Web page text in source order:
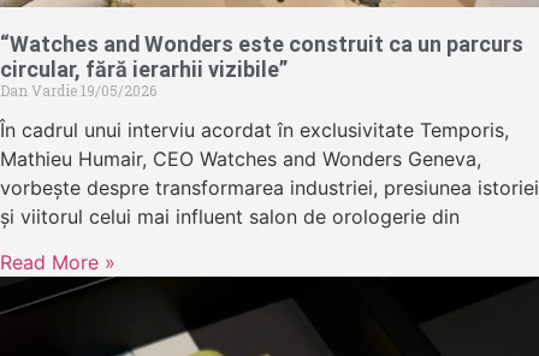
“Watches and Wonders este construit ca un parcurs
circular, fără ierarhii vizibile”
Dan Vardie19/05/2026
În cadrul unui interviu acordat în exclusivitate Temporis,
Mathieu Humair, CEO Watches and Wonders Geneva,
vorbește despre transformarea industriei, presiunea istoriei
și viitorul celui mai influent salon de orologerie din
Read More »